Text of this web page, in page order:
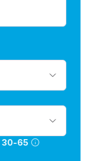
30-65